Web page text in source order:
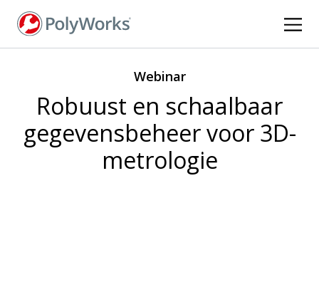
Overslaan
Webinar
Robuust en schaalbaar
gegevensbeheer voor 3D-
metrologie